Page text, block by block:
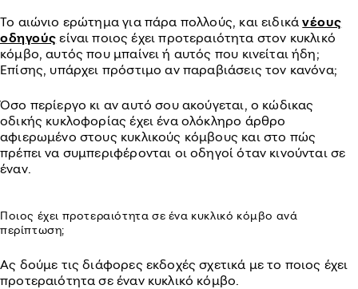
Το αιώνιο ερώτημα για πάρα πολλούς, και ειδικάνέους
οδηγούς είναι ποιος έχει προτεραιότητα στον κυκλικό
κόμβο, αυτός που μπαίνει ή αυτός που κινείται ήδη;
Επίσης, υπάρχει πρόστιμο αν παραβιάσεις τον κανόνα;
Όσο περίεργο κι αν αυτό σου ακούγεται, ο κώδικας
οδικής κυκλοφορίας έχει ένα ολόκληρο άρθρο
αφιερωμένο στους κυκλικούς κόμβους και στο πώς
πρέπει να συμπεριφέρονται οι οδηγοί όταν κινούνται σε
έναν.
Ποιος έχει προτεραιότητα σε ένα κυκλικό κόμβο ανά
περίπτωση;
Ας δούμε τις διάφορες εκδοχές σχετικά με το ποιος έχει
προτεραιότητα σε έναν κυκλικό κόμβο.